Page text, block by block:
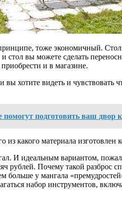
тоже экономичный.
вы можете сделать
и в магазине.
хотите видеть и чувствовать
помогут подготовить ваш двор
какого материала изготовлен
И идеальным вариантом,
рублей. Почему такой
у мангала
набор инструментов,